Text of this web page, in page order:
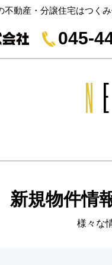
不動産・分譲住宅はつく
045-
N
新規物件情
様々な